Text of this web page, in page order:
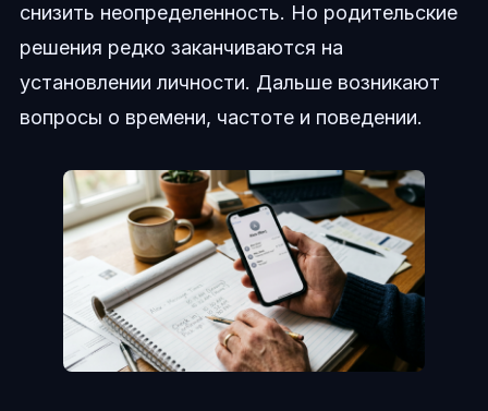
снизить неопределенность. Но родительские
решения редко заканчиваются на
установлении личности. Дальше возникают
вопросы о времени, частоте и поведении.